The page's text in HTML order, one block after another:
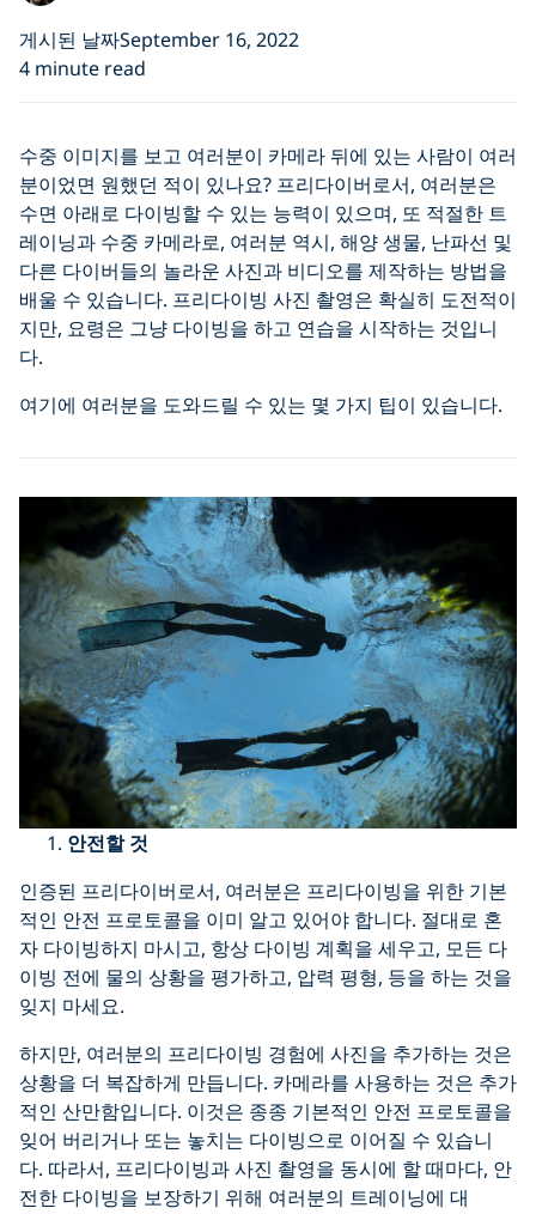
게시된 날짜September 16, 2022
4 minute read
수중 이미지를 보고 여러분이 카메라 뒤에 있는 사람이 여러
분이었면 원했던 적이 있나요? 프리다이버로서, 여러분은
수면 아래로 다이빙할 수 있는 능력이 있으며, 또 적절한 트
레이닝과 수중 카메라로, 여러분 역시, 해양 생물, 난파선 및
다른 다이버들의 놀라운 사진과 비디오를 제작하는 방법을
배울 수 있습니다. 프리다이빙 사진 촬영은 확실히 도전적이
지만, 요령은 그냥 다이빙을 하고 연습을 시작하는 것입니
다.
여기에 여러분을 도와드릴 수 있는 몇 가지 팁이 있습니다.
안전할 것
인증된 프리다이버로서, 여러분은 프리다이빙을 위한 기본
적인 안전 프로토콜을 이미 알고 있어야 합니다. 절대로 혼
자 다이빙하지 마시고, 항상 다이빙 계획을 세우고, 모든 다
이빙 전에 물의 상황을 평가하고, 압력 평형, 등을 하는 것을
잊지 마세요.
하지만, 여러분의 프리다이빙 경험에 사진을 추가하는 것은
상황을 더 복잡하게 만듭니다. 카메라를 사용하는 것은 추가
적인 산만함입니다. 이것은 종종 기본적인 안전 프로토콜을
잊어 버리거나 또는 놓치는 다이빙으로 이어질 수 있습니
다. 따라서, 프리다이빙과 사진 촬영을 동시에 할 때마다, 안
전한 다이빙을 보장하기 위해 여러분의 트레이닝에 대